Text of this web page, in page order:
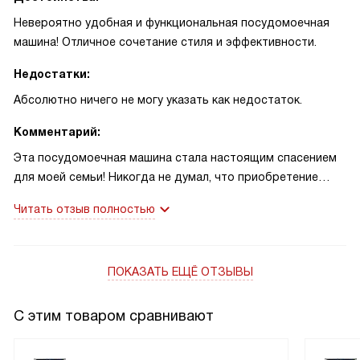
Невероятно удобная и функциональная посудомоечная
машина! Отличное сочетание стиля и эффективности.
Недостатки:
Абсолютно ничего не могу указать как недостаток.
Комментарий:
Эта посудомоечная машина стала настоящим спасением
для моей семьи! Никогда не думал, что приобретение
жизнь. Теперь мы можем проводить больше времени
управления, которая интуитивно понятна. Количество
подходящий режим. Особенно полюбилась функция
Читать отзыв полностью
ПОКАЗАТЬ ЕЩЁ ОТЗЫВЫ
С этим товаром сравнивают